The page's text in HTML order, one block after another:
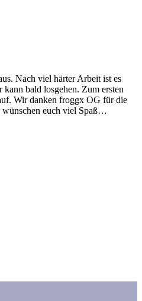
Nach viel härter Arbeit ist es
kann bald losgehen. Zum ersten
Wir danken froggx OG für die
wünschen euch viel Spaß…